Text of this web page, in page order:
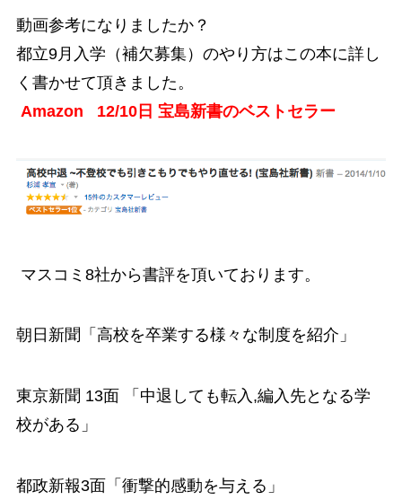
動画参考になりましたか？
都立9月入学（補欠募集）のやり方はこの本に詳し
く書かせて頂きました。
Amazon 12/10日 宝島新書のベストセラー
マスコミ8社から書評を頂いております。
朝日新聞「高校を卒業する様々な制度を紹介」
東京新聞 13面 「中退しても転入,編入先となる学
校がある」
都政新報3面「衝撃的感動を与える」